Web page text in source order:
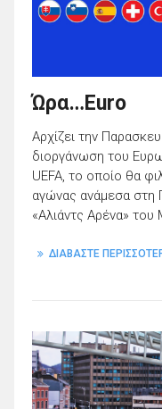
Ώρα…Euro
Αρχίζει την
διοργάνωση του
UEFA, το οποίο θα
αγώνας ανάμεσα στη
«Αλιάντς Αρένα»
ΔΙΑΒΑΣΤΕ